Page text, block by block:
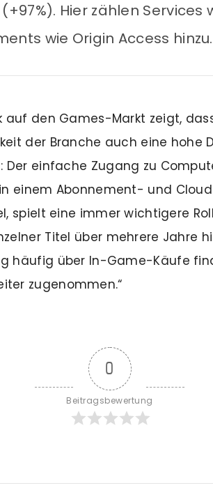
Hier zählen Services
wie Origin Access hinzu.
auf den Games-Markt zeigt,
der Branche auch eine hohe
Der einfache Zugang zu
einem Abonnement- und
spielt eine immer wichtigere
Titel über mehrere Jahre
häufig über In-Game-Käufe
zugenommen.“
0
Beitragsbewertung